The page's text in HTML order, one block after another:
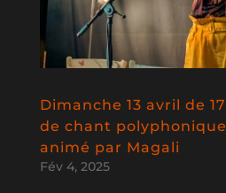
Dimanche 13 avril de
de chant
animé par Magali
Fév 4, 2025